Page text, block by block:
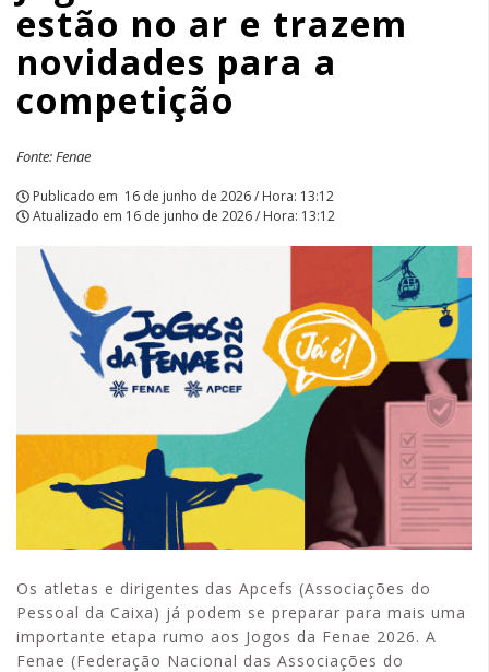
novidades
para
a
competição
|
APCEF/SP
estão no ar e trazem
novidades para a
competição
Fonte: Fenae
Publicado em 16 de junho de 2026 / Hora: 13:12
Atualizado em 16 de junho de 2026 / Hora: 13:12
Os atletas e dirigentes das Apcefs (Associações do
Pessoal da Caixa) já podem se preparar para mais uma
importante etapa rumo aos Jogos da Fenae 2026. A
Fenae (Federação Nacional das Associações do